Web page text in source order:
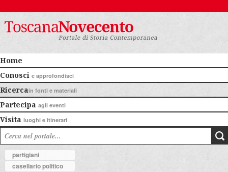
Home
Conosci e approfondisci
Ricercain fonti e materiali
Partecipa agli eventi
Visita luoghi e itinerari
partigiani
casellario politico